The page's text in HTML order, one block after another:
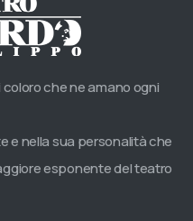
che ne amano ogni
e nella sua personalità che
esponente del teatro